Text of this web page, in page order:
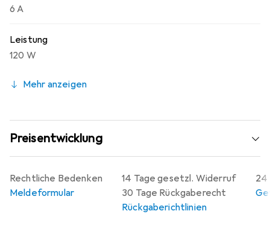
6 A
Leistung
120 W
Mehr anzeigen
Preisentwicklung
14 Tage gesetzl. Widerruf
30 Tage Rückgaberecht
Rückgaberichtlinien
24
Rechtliche Bedenken
Meldeformular